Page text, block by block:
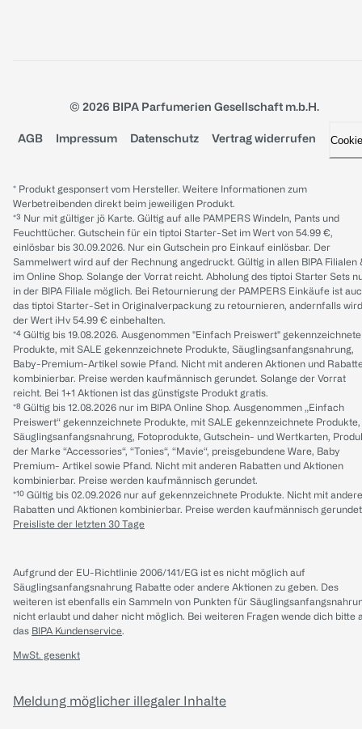
© 2026 BIPA Parfumerien Gesellschaft m.b.H.
AGB Impressum Datenschutz Vertrag widerrufen
* Produkt gesponsert vom Hersteller. Weitere Informationen zum
Werbetreibenden direkt beim jeweiligen Produkt.
*³ Nur mit gültiger jö Karte. Gültig auf alle PAMPERS Windeln, Pants und
Feuchttücher. Gutschein für ein tiptoi Starter-Set im Wert von 54.99 €,
einlösbar bis 30.09.2026. Nur ein Gutschein pro Einkauf einlösbar. Der
Sammelwert wird auf der Rechnung angedruckt. Gültig in allen BIPA Filialen
im Online Shop. Solange der Vorrat reicht. Abholung des tiptoi Starter Sets
in der BIPA Filiale möglich. Bei Retournierung der PAMPERS Einkäufe ist
das tiptoi Starter-Set in Originalverpackung zu retournieren, andernfalls wird
der Wert iHv 54.99 € einbehalten.
*⁴ Gültig bis 19.08.2026. Ausgenommen "Einfach Preiswert" gekennzeichnete
Produkte, mit SALE gekennzeichnete Produkte, Säuglingsanfangsnahrung,
Baby-Premium-Artikel sowie Pfand. Nicht mit anderen Aktionen und
kombinierbar. Preise werden kaufmännisch gerundet. Solange der Vorrat
reicht. Bei 1+1 Aktionen ist das günstigste Produkt gratis.
*⁸ Gültig bis 12.08.2026 nur im BIPA Online Shop. Ausgenommen „Einfach
Preiswert“ gekennzeichnete Produkte, mit SALE gekennzeichnete Produkte,
Säuglingsanfangsnahrung, Fotoprodukte, Gutschein- und Wertkarten,
der Marke “Accessories“, “Tonies“, “Mavie“, preisgebundene Ware, Baby
Premium- Artikel sowie Pfand. Nicht mit anderen Rabatten und Aktionen
kombinierbar. Preise werden kaufmännisch gerundet.
*¹⁰ Gültig bis 02.09.2026 nur auf gekennzeichnete Produkte. Nicht mit
Rabatten und Aktionen kombinierbar. Preise werden kaufmännisch
Preisliste der letzten 30 Tage
Aufgrund der EU-Richtlinie 2006/141/EG ist es nicht möglich auf
Säuglingsanfangsnahrung Rabatte oder andere Aktionen zu geben. Des
weiteren ist ebenfalls ein Sammeln von Punkten für
nicht erlaubt und daher nicht möglich. Bei weiteren Fragen wende dich bitte
das BIPA Kundenservice.
MwSt. gesenkt
Meldung möglicher illegaler Inhalte